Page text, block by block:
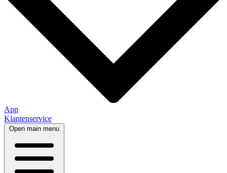
App
Klantenservice
Open main menu